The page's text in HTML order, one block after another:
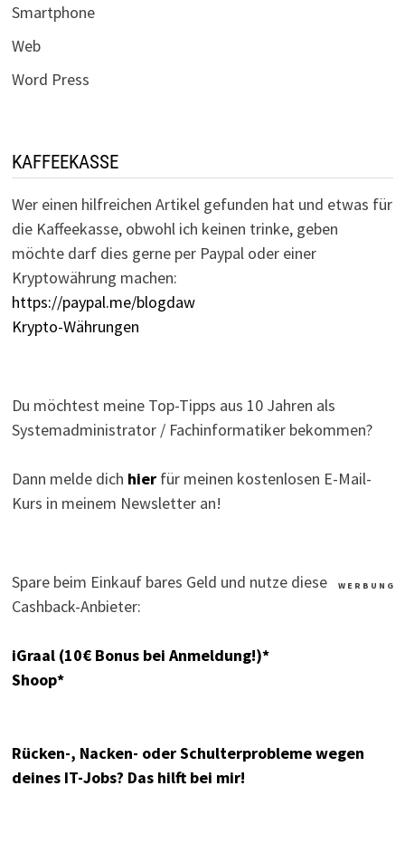
Smartphone
Web
Word Press
KAFFEEKASSE
Wer einen hilfreichen Artikel gefunden hat und etwas für
die Kaffeekasse, obwohl ich keinen trinke, geben
möchte darf dies gerne per Paypal oder einer
Kryptowährung machen:
https://paypal.me/blogdaw
Krypto-Währungen
Du möchtest meine Top-Tipps aus 10 Jahren als
Systemadministrator / Fachinformatiker bekommen?
Dann melde dich hierfür meinen kostenlosen E-Mail-
Kurs in meinem Newsletter an!
W E R B U N G
Spare beim Einkauf bares Geld und nutze diese
Cashback-Anbieter:
iGraal (10€ Bonus bei Anmeldung!)*
Shoop*
Rücken-, Nacken- oder Schulterprobleme wegen
deines IT-Jobs? Das hilft bei mir!